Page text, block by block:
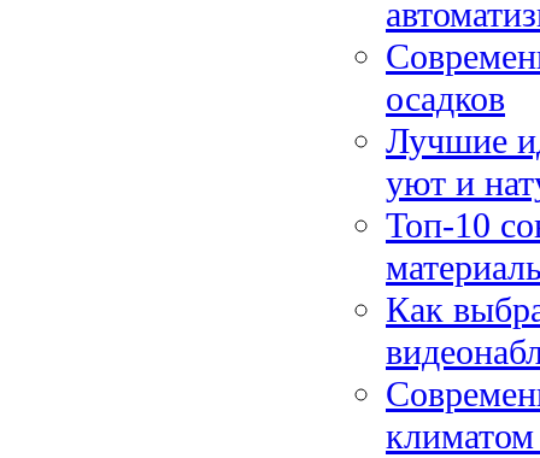
осадков
Лучшие
уют и
Топ-10
Как